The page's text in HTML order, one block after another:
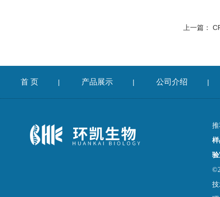
上一篇：
首 页 | 产品展示 | 公司介绍 |